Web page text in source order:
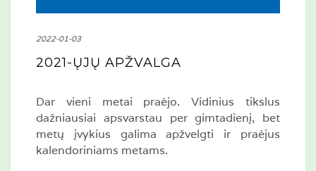
2022-01-03
2021-ŲJŲ APŽVALGA
Dar vieni metai praėjo. Vidinius tikslus
dažniausiai apsvarstau per gimtadienį, bet
metų įvykius galima apžvelgti ir praėjus
kalendoriniams metams.